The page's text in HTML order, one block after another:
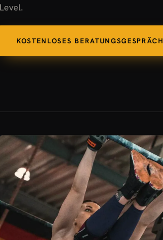
Level.
KOSTENLOSES BERATUNGSGESPRÄCH